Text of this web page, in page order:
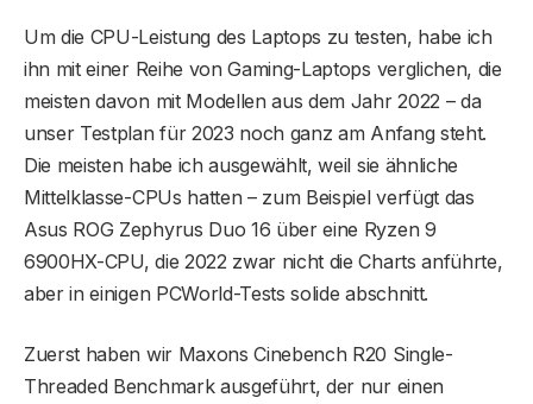
Um die CPU-Leistung des Laptops zu testen, habe ich
ihn mit einer Reihe von Gaming-Laptops verglichen, die
meisten davon mit Modellen aus dem Jahr 2022 – da
unser Testplan für 2023 noch ganz am Anfang steht.
Die meisten habe ich ausgewählt, weil sie ähnliche
Mittelklasse-CPUs hatten – zum Beispiel verfügt das
Asus ROG Zephyrus Duo 16 über eine Ryzen 9
6900HX-CPU, die 2022 zwar nicht die Charts anführte,
aber in einigen PCWorld-Tests solide abschnitt.
Zuerst haben wir Maxons Cinebench R20 Single-
Threaded Benchmark ausgeführt, der nur einen